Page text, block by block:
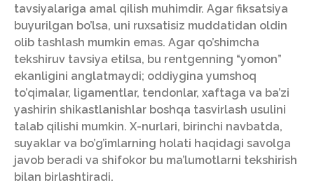
tavsiyalariga amal qilish muhimdir. Agar fiksatsiya
buyurilgan bo’lsa, uni ruxsatisiz muddatidan oldin
olib tashlash mumkin emas. Agar qo’shimcha
tekshiruv tavsiya etilsa, bu rentgenning “yomon”
ekanligini anglatmaydi; oddiygina yumshoq
to’qimalar, ligamentlar, tendonlar, xaftaga va ba’zi
yashirin shikastlanishlar boshqa tasvirlash usulini
talab qilishi mumkin. X-nurlari, birinchi navbatda,
suyaklar va bo’g’imlarning holati haqidagi savolga
javob beradi va shifokor bu ma’lumotlarni tekshirish
bilan birlashtiradi.